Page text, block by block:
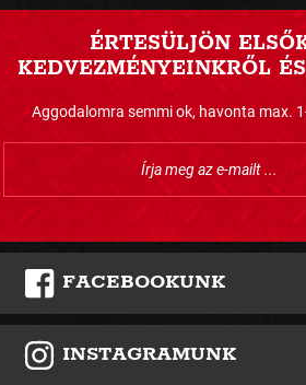
ÉRTESÜLJÖN
KEDVEZMÉNYEINKRŐL
Aggodalomra semmi ok, havonta max.
FACEBOOKUNK
INSTAGRAMUNK